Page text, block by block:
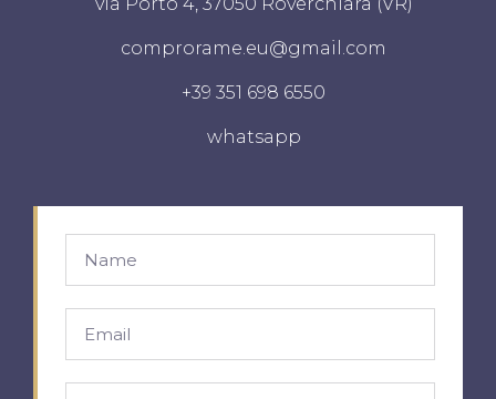
comprorame.eu@gmail.com
+39 351 698 6550
whatsapp